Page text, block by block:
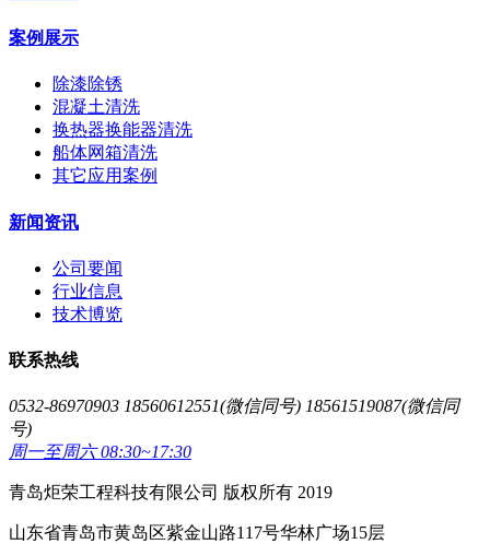
案例展示
除漆除锈
混凝土清洗
换热器换能器清洗
船体网箱清洗
其它应用案例
新闻资讯
公司要闻
行业信息
技术博览
联系热线
0532-86970903 18560612551(微信同号) 18561519087(微信同
号)
周一至周六 08:30~17:30
青岛炬荣工程科技有限公司 版权所有 2019
山东省青岛市黄岛区紫金山路117号华林广场15层